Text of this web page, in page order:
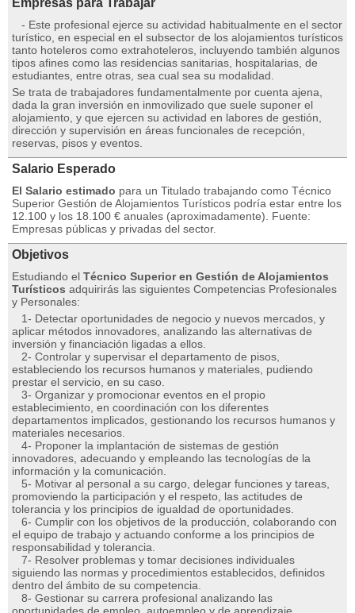
Empresas para Trabajar
- Este profesional ejerce su actividad habitualmente en el sector
turístico, en especial en el subsector de los alojamientos turísticos
tanto hoteleros como extrahoteleros, incluyendo también algunos
tipos afines como las residencias sanitarias, hospitalarias, de
estudiantes, entre otras, sea cual sea su modalidad.
Se trata de trabajadores fundamentalmente por cuenta ajena,
dada la gran inversión en inmovilizado que suele suponer el
alojamiento, y que ejercen su actividad en labores de gestión,
dirección y supervisión en áreas funcionales de recepción,
reservas, pisos y eventos.
Salario Esperado
El Salario estimado para un Titulado trabajando como Técnico
Superior Gestión de Alojamientos Turísticos podría estar entre los
12.100 y los 18.100 € anuales (aproximadamente). Fuente:
Empresas públicas y privadas del sector.
Objetivos
Estudiando el Técnico Superior en Gestión de Alojamientos
Turísticos adquirirás las siguientes Competencias Profesionales
y Personales:
1- Detectar oportunidades de negocio y nuevos mercados, y
aplicar métodos innovadores, analizando las alternativas de
inversión y financiación ligadas a ellos.
2- Controlar y supervisar el departamento de pisos,
estableciendo los recursos humanos y materiales, pudiendo
prestar el servicio, en su caso.
3- Organizar y promocionar eventos en el propio
establecimiento, en coordinación con los diferentes
departamentos implicados, gestionando los recursos humanos y
materiales necesarios.
4- Proponer la implantación de sistemas de gestión
innovadores, adecuando y empleando las tecnologías de la
información y la comunicación.
5- Motivar al personal a su cargo, delegar funciones y tareas,
promoviendo la participación y el respeto, las actitudes de
tolerancia y los principios de igualdad de oportunidades.
6- Cumplir con los objetivos de la producción, colaborando con
el equipo de trabajo y actuando conforme a los principios de
responsabilidad y tolerancia.
7- Resolver problemas y tomar decisiones individuales
siguiendo las normas y procedimientos establecidos, definidos
dentro del ámbito de su competencia.
8- Gestionar su carrera profesional analizando las